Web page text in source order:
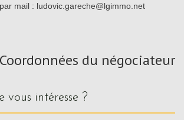
mail : ludovic.gareche@lgimmo.net
Coordonnées du négociateur
vous intéresse ?